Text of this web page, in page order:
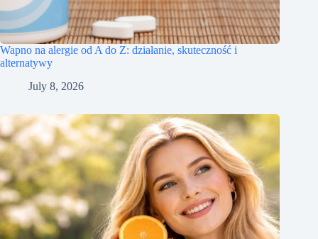
Wapno na alergie od A do Z: działanie, skuteczność i
alternatywy
July 8, 2026